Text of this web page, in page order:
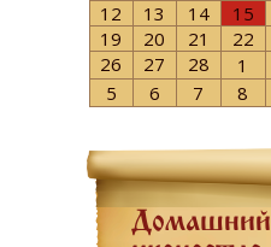
12
13 14 15
19
20 21 22
26
27 28 1
5
6 7 8
Домашний